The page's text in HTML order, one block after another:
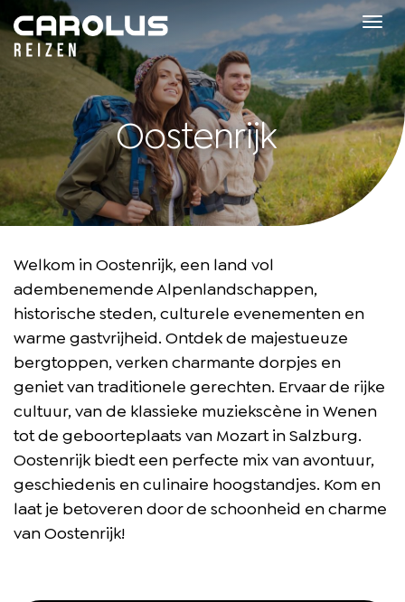
Home
Oostenrijk
Welkom in Oostenrijk, een land vol
adembenemende Alpenlandschappen,
historische steden, culturele evenementen en
warme gastvrijheid. Ontdek de majestueuze
bergtoppen, verken charmante dorpjes en
geniet van traditionele gerechten. Ervaar de rijke
cultuur, van de klassieke muziekscène in Wenen
tot de geboorteplaats van Mozart in Salzburg.
Oostenrijk biedt een perfecte mix van avontuur,
geschiedenis en culinaire hoogstandjes. Kom en
laat je betoveren door de schoonheid en charme
van Oostenrijk!